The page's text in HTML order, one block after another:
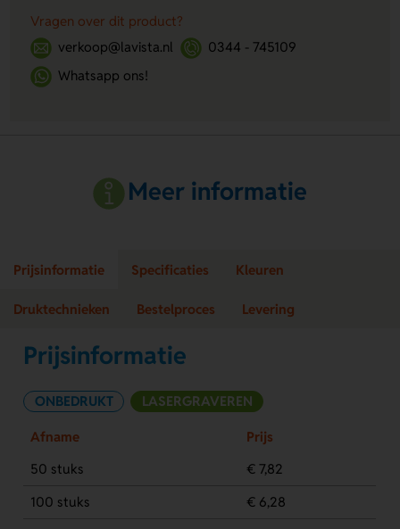
Vragen over dit product?
verkoop@lavista.nl
0344 - 745109
Whatsapp ons!
Meer informatie
Prijsinformatie Specificaties Kleuren
Druktechnieken Bestelproces Levering
Prijsinformatie
ONBEDRUKT LASERGRAVEREN
Afname
Prijs
50 stuks
€ 7,82
100 stuks
€ 6,28